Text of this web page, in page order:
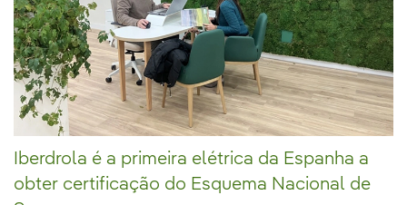
Iberdrola é a primeira elétrica da Espanha a
obter certificação do Esquema Nacional de